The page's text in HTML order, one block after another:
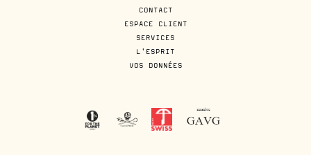
CONTACT
ESPACE CLIENT
SERVICES
L'ESPRIT
VOS DONNÉES